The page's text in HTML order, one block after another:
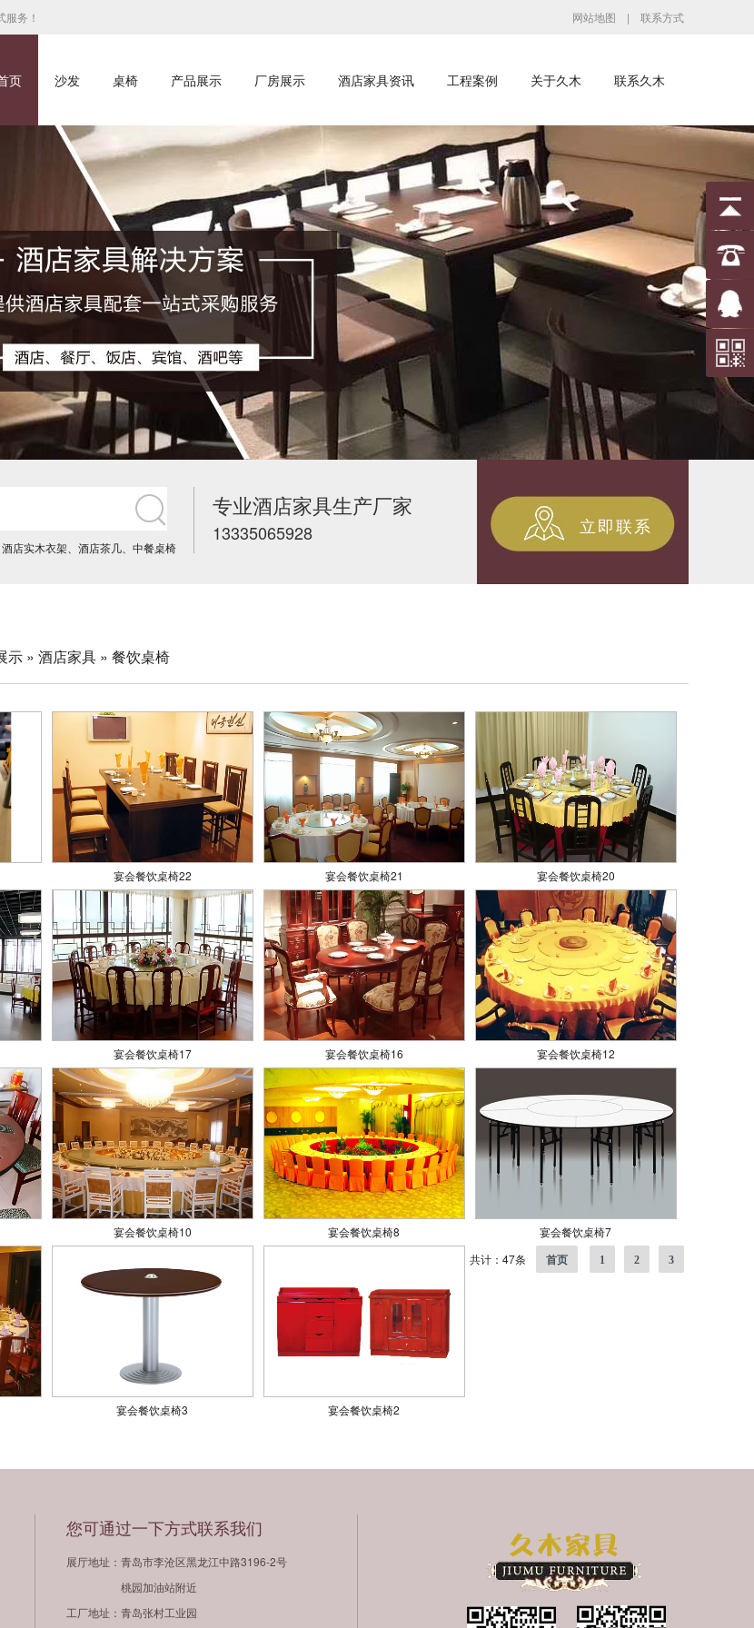
务！ 网站地图 | 联系方式
页 沙发 桌椅 产品展示 厂房展示 酒店家具资讯 工程案例 关于久木 联系久木
酒店实木衣架 酒店茶几
中餐桌椅
专业酒店家具生产厂家
13335065928 立即联系
示 » 酒店家具 » 餐饮桌椅
宴会餐饮桌椅22 宴会餐饮桌椅21 宴会餐饮桌椅20
宴会餐饮桌椅17 宴会餐饮桌椅16 宴会餐饮桌椅12
宴会餐饮桌椅10 宴会餐饮桌椅8 宴会餐饮桌椅7
宴会餐饮桌椅3 宴会餐饮桌椅2
共计：47条 首页 1 2 3
您可通过一下方式联系我们
展厅地址：青岛市李沧区黑龙江中路3196-2号
桃园加油站附近
工厂地址：青岛张村工业园